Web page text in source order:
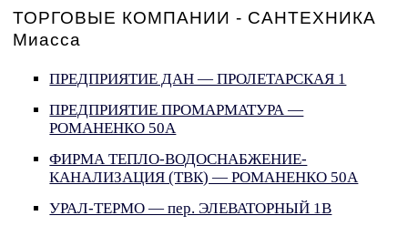
ТОРГОВЫЕ КОМПАНИИ - САНТЕХНИКА
Миасса
ПРЕДПРИЯТИЕ ДАН — ПРОЛЕТАРСКАЯ 1
ПРЕДПРИЯТИЕ ПРОМАРМАТУРА —
РОМАНЕНКО 50А
ФИРМА ТЕПЛО-ВОДОСНАБЖЕНИЕ-
КАНАЛИЗАЦИЯ (ТВК) — РОМАНЕНКО 50А
УРАЛ-ТЕРМО — пер. ЭЛЕВАТОРНЫЙ 1В